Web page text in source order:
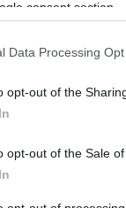
consent section.
Data Processing
opt-out of the
opt-out of the Sale
vezetett
Szerbiában,